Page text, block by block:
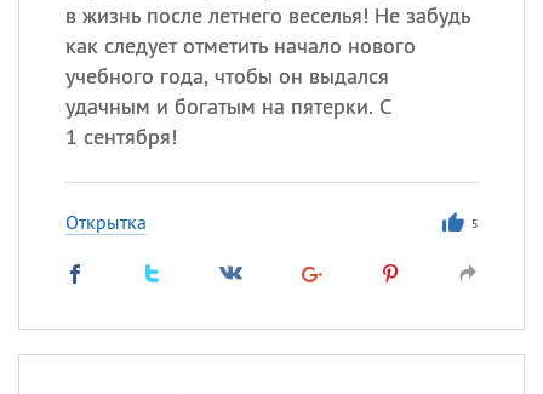
в жизнь после летнего веселья! Не забудь
как следует отметить начало нового
учебного года, чтобы он выдался
удачным и богатым на пятерки. С
1 сентября!
Открытка 5